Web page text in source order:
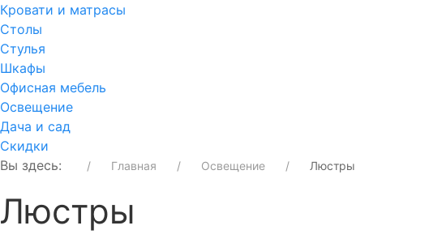
Кровати и матрасы
Столы
Стулья
Шкафы
Офисная мебель
Освещение
Дача и сад
Скидки
Вы здесь:
Главная Освещение Люстры
Люстры